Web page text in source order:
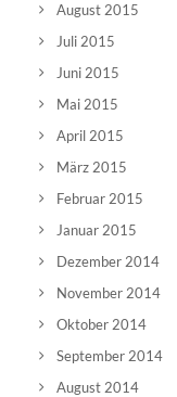
August 2015
Juli 2015
Juni 2015
Mai 2015
April 2015
März 2015
Februar 2015
Januar 2015
Dezember 2014
November 2014
Oktober 2014
September 2014
August 2014